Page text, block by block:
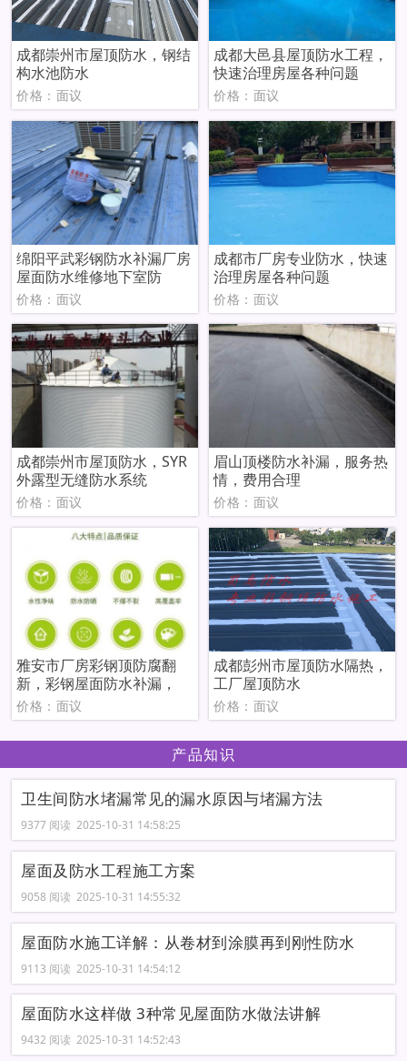
成都崇州市屋顶防水，钢结
构水池防水
价格：面议
成都大邑县屋顶防水工程，
快速治理房屋各种问题
价格：面议
绵阳平武彩钢防水补漏厂房
屋面防水维修地下室防
价格：面议
成都市厂房专业防水，快速
治理房屋各种问题
价格：面议
成都崇州市屋顶防水，SYR
外露型无缝防水系统
价格：面议
眉山顶楼防水补漏，服务热
情，费用合理
价格：面议
雅安市厂房彩钢顶防腐翻
新，彩钢屋面防水补漏，
价格：面议
成都彭州市屋顶防水隔热，
工厂屋顶防水
价格：面议
产品知识
卫生间防水堵漏常见的漏水原因与堵漏方法
9377 阅读 2025-10-31 14:58:25
屋面及防水工程施工方案
9058 阅读 2025-10-31 14:55:32
屋面防水施工详解：从卷材到涂膜再到刚性防水
9113 阅读 2025-10-31 14:54:12
屋面防水这样做 3种常见屋面防水做法讲解
9432 阅读 2025-10-31 14:52:43